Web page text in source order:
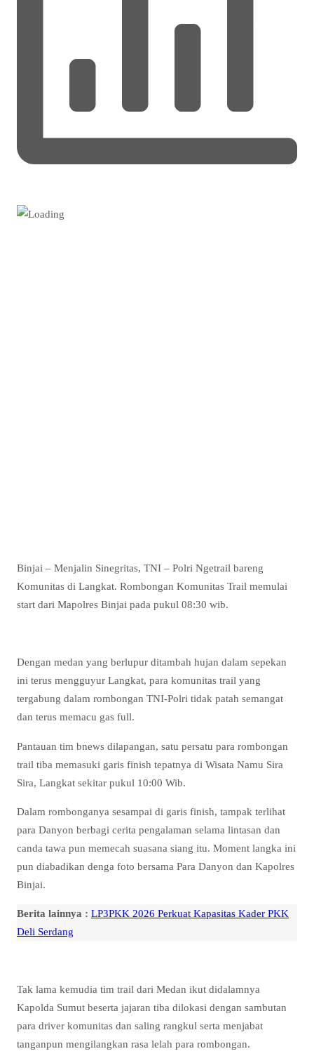
Binjai – Menjalin Sinegritas, TNI – Polri Ngetrail bareng
Komunitas di Langkat. Rombongan Komunitas Trail memulai
start dari Mapolres Binjai pada pukul 08:30 wib.
Dengan medan yang berlupur ditambah hujan dalam sepekan
ini terus mengguyur Langkat, para komunitas trail yang
tergabung dalam rombongan TNI-Polri tidak patah semangat
dan terus memacu gas full.
Pantauan tim bnews dilapangan, satu persatu para rombongan
trail tiba memasuki garis finish tepatnya di Wisata Namu Sira
Sira, Langkat sekitar pukul 10:00 Wib.
Dalam rombonganya sesampai di garis finish, tampak terlihat
para Danyon berbagi cerita pengalaman selama lintasan dan
canda tawa pun memecah suasana siang itu. Moment langka ini
pun diabadikan denga foto bersama Para Danyon dan Kapolres
Binjai.
Berita lainnya : LP3PKK 2026 Perkuat Kapasitas Kader PKK
Deli Serdang
Tak lama kemudia tim trail dari Medan ikut didalamnya
Kapolda Sumut beserta jajaran tiba dilokasi dengan sambutan
para driver komunitas dan saling rangkul serta menjabat
tanganpun mengilangkan rasa lelah para rombongan.